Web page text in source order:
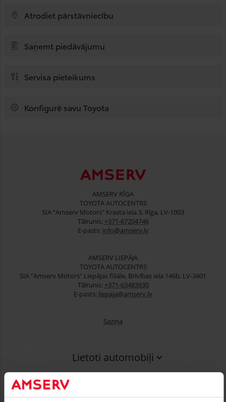
Atrodiet pārstāvniecību
Saņemt piedāvājumu
Servisa pieteikums
Konfigurē savu Toyota
AMSERV RĪGA
TOYOTA AUTOCENTRS
SIA “Amserv Motors” Krasta iela 3, Rīga, LV-1003
Tālrunis: +371-67204746
E-pasts: info@amserv.lv
AMSERV LIEPĀJA
TOYOTA AUTOCENTRS
SIA “Amserv Motors” Liepājas filiāle, Brīvības iela 146b, LV-3401
Tālrunis: +371-63483930
E-pasts: liepaja@amserv.lv
Saziņa
Lietoti automobiļi
Serviss